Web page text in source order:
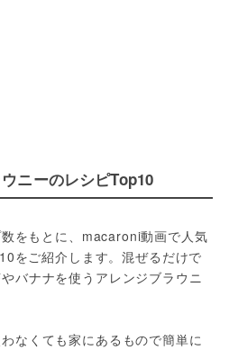
ニーのレシピTop10
をもとに、macaroni動画で人気
をご紹介します。混ぜるだけで
バナナを使うアレンジブラウニ
なくても家にあるもので簡単に